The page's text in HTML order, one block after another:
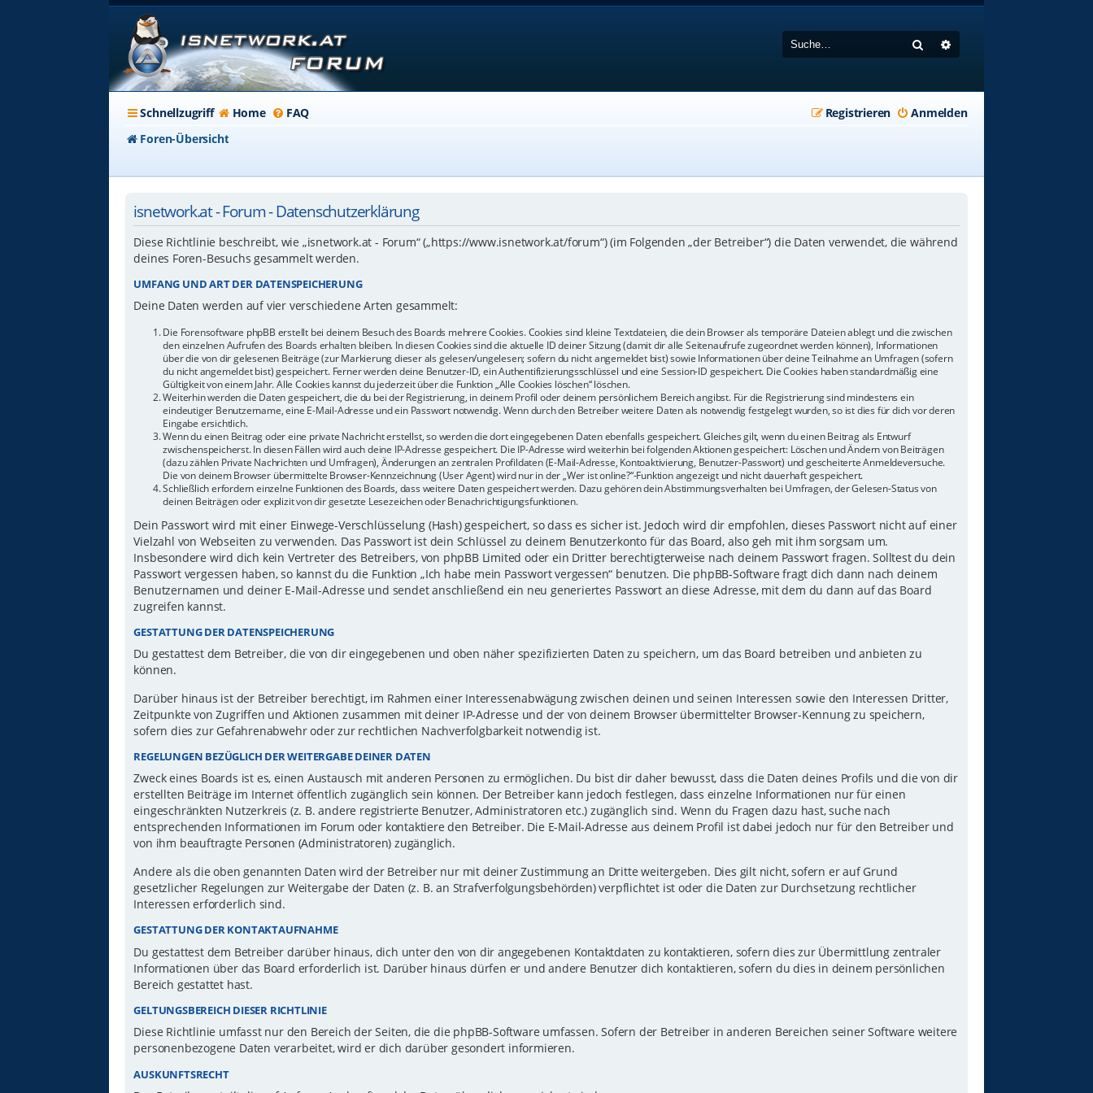
Suche
Schnellzugriff Home FAQ Anmelden
Registrieren
Foren-Übersicht
isnetwork.at - Forum - Datenschutzerklärung
Diese Richtlinie beschreibt, wie „isnetwork.at - Forum“ („https://www.isnetwork.at/forum“) (im Folgenden „der Betreiber“) die Daten verwendet, die während
deines Foren-Besuchs gesammelt werden.
UMFANG UND ART DER DATENSPEICHERUNG
Deine Daten werden auf vier verschiedene Arten gesammelt:
Die Forensoftware phpBB erstellt bei deinem Besuch des Boards mehrere Cookies. Cookies sind kleine Textdateien, die dein Browser als temporäre Dateien ablegt und die zwischen
den einzelnen Aufrufen des Boards erhalten bleiben. In diesen Cookies sind die aktuelle ID deiner Sitzung (damit dir alle Seitenaufrufe zugeordnet werden können), Informationen
über die von dir gelesenen Beiträge (zur Markierung dieser als gelesen/ungelesen; sofern du nicht angemeldet bist) sowie Informationen über deine Teilnahme an Umfragen (sofern
du nicht angemeldet bist) gespeichert. Ferner werden deine Benutzer-ID, ein Authentifizierungsschlüssel und eine Session-ID gespeichert. Die Cookies haben standardmäßig eine
Gültigkeit von einem Jahr. Alle Cookies kannst du jederzeit über die Funktion „Alle Cookies löschen“ löschen.
Weiterhin werden die Daten gespeichert, die du bei der Registrierung, in deinem Profil oder deinem persönlichem Bereich angibst. Für die Registrierung sind mindestens ein
eindeutiger Benutzername, eine E-Mail-Adresse und ein Passwort notwendig. Wenn durch den Betreiber weitere Daten als notwendig festgelegt wurden, so ist dies für dich vor deren
Eingabe ersichtlich.
Wenn du einen Beitrag oder eine private Nachricht erstellst, so werden die dort eingegebenen Daten ebenfalls gespeichert. Gleiches gilt, wenn du einen Beitrag als Entwurf
zwischenspeicherst. In diesen Fällen wird auch deine IP-Adresse gespeichert. Die IP-Adresse wird weiterhin bei folgenden Aktionen gespeichert: Löschen und Ändern von Beiträgen
(dazu zählen Private Nachrichten und Umfragen), Änderungen an zentralen Profildaten (E-Mail-Adresse, Kontoaktivierung, Benutzer-Passwort) und gescheiterte Anmeldeversuche.
Die von deinem Browser übermittelte Browser-Kennzeichnung (User Agent) wird nur in der „Wer ist online?“-Funktion angezeigt und nicht dauerhaft gespeichert.
Schließlich erfordern einzelne Funktionen des Boards, dass weitere Daten gespeichert werden. Dazu gehören dein Abstimmungsverhalten bei Umfragen, der Gelesen-Status von
deinen Beiträgen oder explizit von dir gesetzte Lesezeichen oder Benachrichtigungsfunktionen.
Dein Passwort wird mit einer Einwege-Verschlüsselung (Hash) gespeichert, so dass es sicher ist. Jedoch wird dir empfohlen, dieses Passwort nicht auf einer
Vielzahl von Webseiten zu verwenden. Das Passwort ist dein Schlüssel zu deinem Benutzerkonto für das Board, also geh mit ihm sorgsam um.
Insbesondere wird dich kein Vertreter des Betreibers, von phpBB Limited oder ein Dritter berechtigterweise nach deinem Passwort fragen. Solltest du dein
Passwort vergessen haben, so kannst du die Funktion „Ich habe mein Passwort vergessen“ benutzen. Die phpBB-Software fragt dich dann nach deinem
Benutzernamen und deiner E-Mail-Adresse und sendet anschließend ein neu generiertes Passwort an diese Adresse, mit dem du dann auf das Board
zugreifen kannst.
GESTATTUNG DER DATENSPEICHERUNG
Du gestattest dem Betreiber, die von dir eingegebenen und oben näher spezifizierten Daten zu speichern, um das Board betreiben und anbieten zu
können.
Darüber hinaus ist der Betreiber berechtigt, im Rahmen einer Interessenabwägung zwischen deinen und seinen Interessen sowie den Interessen Dritter,
Zeitpunkte von Zugriffen und Aktionen zusammen mit deiner IP-Adresse und der von deinem Browser übermittelter Browser-Kennung zu speichern,
sofern dies zur Gefahrenabwehr oder zur rechtlichen Nachverfolgbarkeit notwendig ist.
REGELUNGEN BEZÜGLICH DER WEITERGABE DEINER DATEN
Zweck eines Boards ist es, einen Austausch mit anderen Personen zu ermöglichen. Du bist dir daher bewusst, dass die Daten deines Profils und die von dir
erstellten Beiträge im Internet öffentlich zugänglich sein können. Der Betreiber kann jedoch festlegen, dass einzelne Informationen nur für einen
eingeschränkten Nutzerkreis (z. B. andere registrierte Benutzer, Administratoren etc.) zugänglich sind. Wenn du Fragen dazu hast, suche nach
entsprechenden Informationen im Forum oder kontaktiere den Betreiber. Die E-Mail-Adresse aus deinem Profil ist dabei jedoch nur für den Betreiber und
von ihm beauftragte Personen (Administratoren) zugänglich.
Andere als die oben genannten Daten wird der Betreiber nur mit deiner Zustimmung an Dritte weitergeben. Dies gilt nicht, sofern er auf Grund
gesetzlicher Regelungen zur Weitergabe der Daten (z. B. an Strafverfolgungsbehörden) verpflichtet ist oder die Daten zur Durchsetzung rechtlicher
Interessen erforderlich sind.
GESTATTUNG DER KONTAKTAUFNAHME
Du gestattest dem Betreiber darüber hinaus, dich unter den von dir angegebenen Kontaktdaten zu kontaktieren, sofern dies zur Übermittlung zentraler
Informationen über das Board erforderlich ist. Darüber hinaus dürfen er und andere Benutzer dich kontaktieren, sofern du dies in deinem persönlichen
Bereich gestattet hast.
GELTUNGSBEREICH DIESER RICHTLINIE
Diese Richtlinie umfasst nur den Bereich der Seiten, die die phpBB-Software umfassen. Sofern der Betreiber in anderen Bereichen seiner Software weitere
personenbezogene Daten verarbeitet, wird er dich darüber gesondert informieren.
AUSKUNFTSRECHT